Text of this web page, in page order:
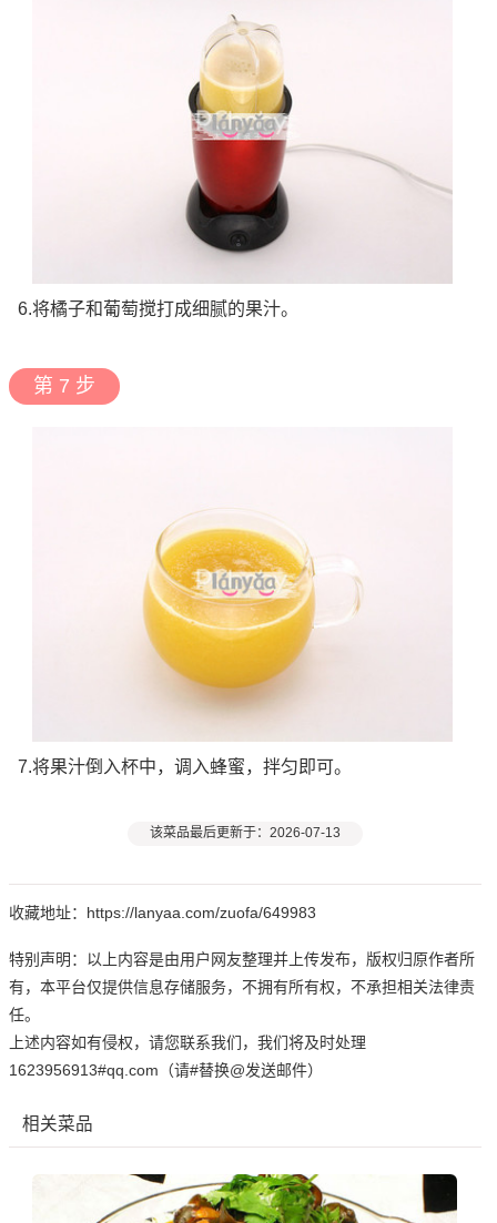
6.将橘子和葡萄搅打成细腻的果汁。
第 7 步
7.将果汁倒入杯中，调入蜂蜜，拌匀即可。
该菜品最后更新于：2026-07-13
收藏地址：https://lanyaa.com/zuofa/649983
特别声明：以上内容是由用户网友整理并上传发布，版权归原作者所
有，本平台仅提供信息存储服务，不拥有所有权，不承担相关法律责
任。
上述内容如有侵权，请您联系我们，我们将及时处理
1623956913#qq.com（请#替换@发送邮件）
相关菜品